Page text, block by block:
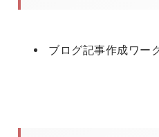
ブログ記事作成ワー